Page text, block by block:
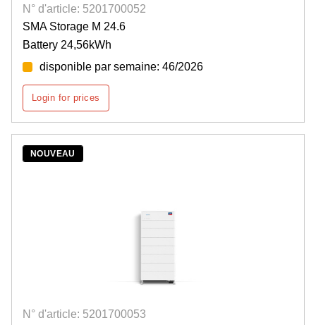
N° d'article: 5201700052
SMA Storage M 24.6
Battery 24,56kWh
disponible par semaine: 46/2026
Login for prices
NOUVEAU
N° d'article: 5201700053